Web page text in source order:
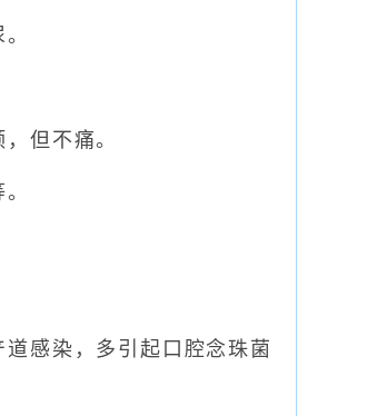
但不痛。
感染，多引起口腔念珠菌